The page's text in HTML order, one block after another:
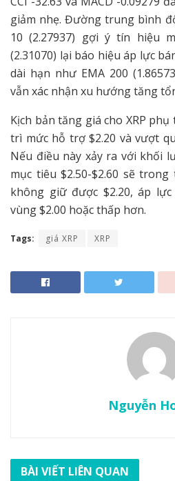
giảm nhẹ. Đường trung bình
10 (2.27937) gợi ý tín hiệu
(2.31070) lại báo hiệu áp lực
dài hạn như EMA 200
vẫn xác nhận xu hướng tăng
Kịch bản tăng giá cho XRP
trì mức hỗ trợ $2.20 và vượt
Nếu điều này xảy ra với khối
mục tiêu $2.50-$2.60 sẽ
không giữ được $2.20, áp
vùng $2.00 hoặc thấp hơn.
Tags: giá XRP XRP
Nguyễn
BÀI VIẾT LIÊN QUAN